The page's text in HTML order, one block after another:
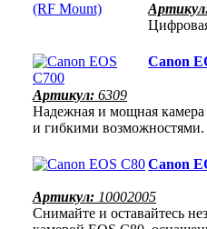
Canon
Артикул: 6309
Надежная и мощная
и гибкими возможностями.
Canon
Артикул: 10002005
Снимайте и оставайтесь